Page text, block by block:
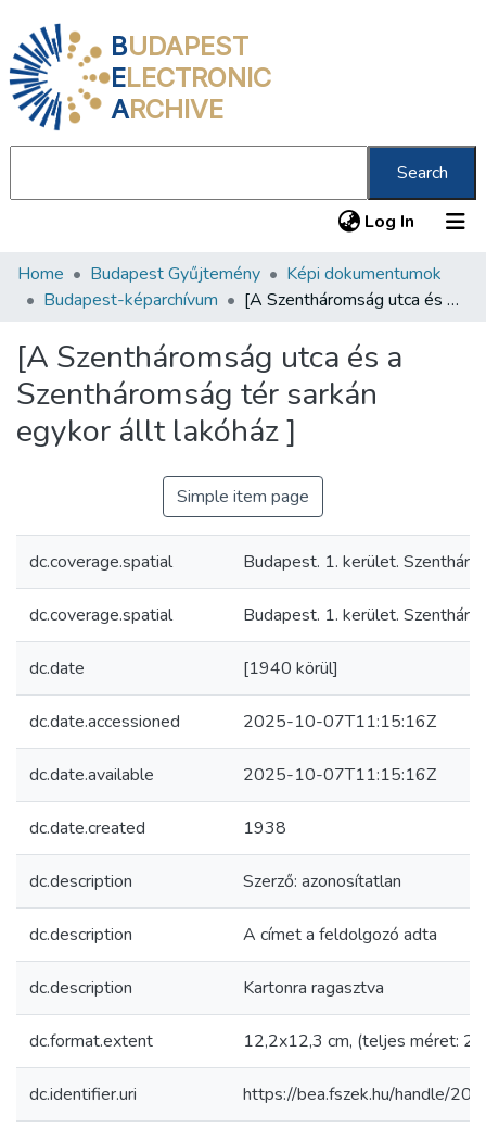
BUDAPEST
ELECTRONIC
ARCHIVE
Search
Log In (current)
Communities & Collections
Statistics
About us
Home Budapest Gyűjtemény
Képi dokumentumok
Budapest-képarchívum
[A Szentháromság utca és a Szentháromság tér sarkán egykor állt lakóház ]
[A Szentháromság utca és a
Szentháromság tér sarkán
egykor állt lakóház ]
Simple item page
dc.coverage.spatial Budapest. 1. kerület.
dc.coverage.spatial Budapest. 1. kerület.
dc.date [1940 körül]
dc.date.accessioned 2025-10-07T11:15:16Z
dc.date.available 2025-10-07T11:15:16Z
dc.date.created 1938
dc.description Szerző: azonosítatlan
dc.description A címet a feldolgozó adta
dc.description Kartonra ragasztva
dc.format.extent 12,2x12,3 cm, (teljes méret:
dc.identifier.uri https://bea.fszek.hu/handle/